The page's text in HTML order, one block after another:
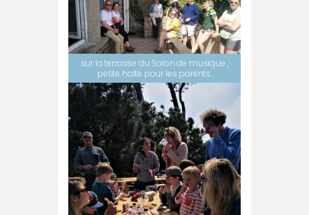
sur la terrasse du Salon de musique ,
petite halte pour les parents.